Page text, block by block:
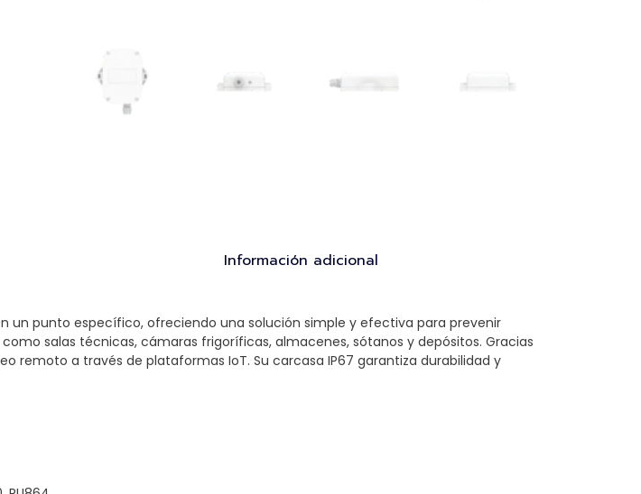
Información adicional
un punto específico, ofreciendo una solución simple y efectiva para prevenir
salas técnicas, cámaras frigoríficas, almacenes, sótanos y depósitos. Gracias
remoto a través de plataformas IoT. Su carcasa IP67 garantiza durabilidad y